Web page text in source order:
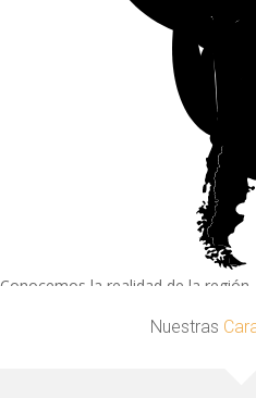
Conocemos la realidad de la
Nuestras